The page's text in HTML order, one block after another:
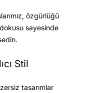
özgürlüğü
sayesinde
Stil
tasarımlar